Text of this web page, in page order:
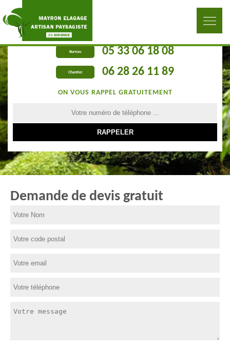
Bureau 05 33 06 18 08
Chantier 06 28 26 11 89
ON VOUS RAPPEL GRATUITEMENT
Demande de devis gratuit